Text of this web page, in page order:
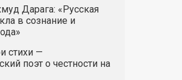
Дарага: «Русская
в сознание и
стихи —
поэт о честности на